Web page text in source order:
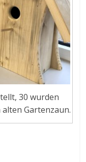
30 wurden
Gartenzaun.